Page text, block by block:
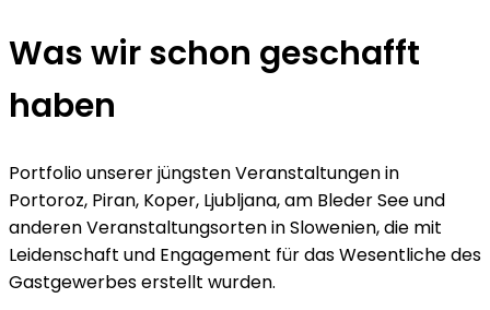
Was wir schon geschafft
haben
Portfolio unserer jüngsten Veranstaltungen in
Portoroz, Piran, Koper, Ljubljana, am Bleder See und
anderen Veranstaltungsorten in Slowenien, die mit
Leidenschaft und Engagement für das Wesentliche des
Gastgewerbes erstellt wurden.